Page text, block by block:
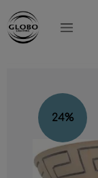
principal
Ignorer la
24%